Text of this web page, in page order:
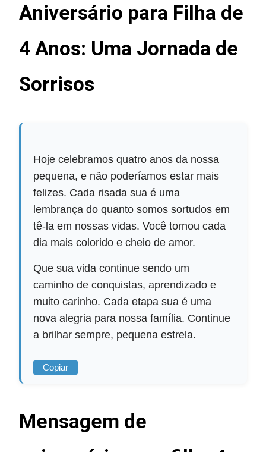
Aniversário para Filha de
4 Anos: Uma Jornada de
Sorrisos
Hoje celebramos quatro anos da nossa
pequena, e não poderíamos estar mais
felizes. Cada risada sua é uma
lembrança do quanto somos sortudos em
tê-la em nossas vidas. Você tornou cada
dia mais colorido e cheio de amor.
Que sua vida continue sendo um
caminho de conquistas, aprendizado e
muito carinho. Cada etapa sua é uma
nova alegria para nossa família. Continue
a brilhar sempre, pequena estrela.
Copiar
Mensagem de